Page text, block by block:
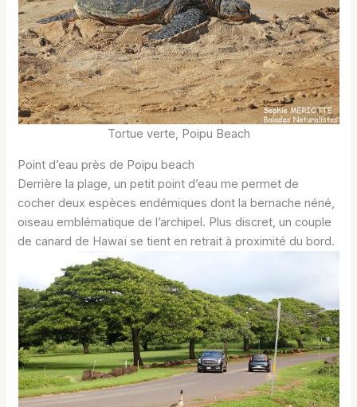
Tortue verte, Poipu Beach
Point d’eau près de Poipu beach
Derrière la plage, un petit point d’eau me permet de
cocher deux espèces endémiques dont la bernache néné,
oiseau emblématique de l’archipel. Plus discret, un couple
de canard de Hawaï se tient en retrait à proximité du bord.